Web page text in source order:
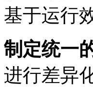
基于运行
制定统一的
进行差异